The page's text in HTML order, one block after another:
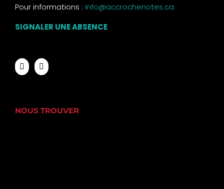
Pour informations : info@accrochenotes.ca
SIGNALER UNE ABSENCE
NOUS TROUVER